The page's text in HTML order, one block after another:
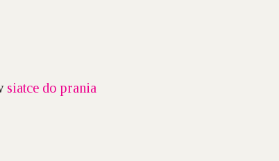
siatce do prania